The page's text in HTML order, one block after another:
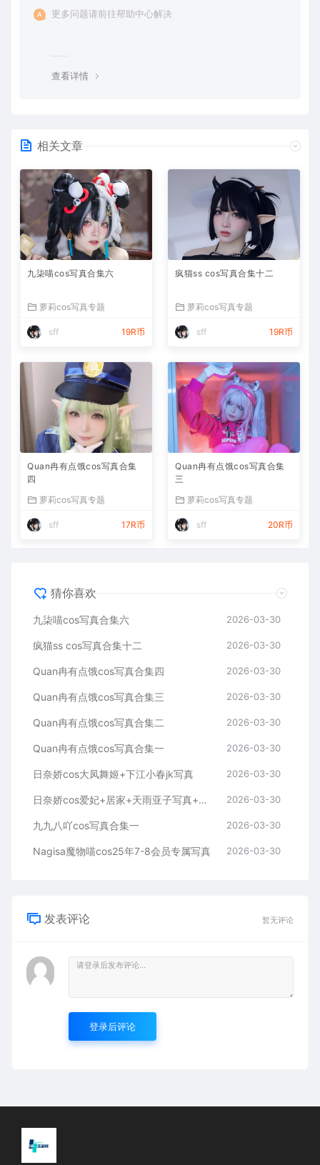
更多问题请前往帮助中心解决
查看详情
相关文章
九柒喵cos写真合集六
萝莉cos写真专题
sff 19R币
疯猫ss cos写真合集十二
萝莉cos写真专题
sff 19R币
Quan冉有点饿cos写真合集
四
萝莉cos写真专题
sff 17R币
Quan冉有点饿cos写真合集
三
萝莉cos写真专题
sff 20R币
猜你喜欢
九柒喵cos写真合集六 2026-03-30
疯猫ss cos写真合集十二 2026-03-30
Quan冉有点饿cos写真合集四 2026-03-30
Quan冉有点饿cos写真合集三 2026-03-30
Quan冉有点饿cos写真合集二 2026-03-30
Quan冉有点饿cos写真合集一 2026-03-30
日奈娇cos大凤舞姬+下江小春jk写真 2026-03-30
日奈娇cos爱妃+居家+天雨亚子写真+视频 2026-03-30
九九八吖cos写真合集一 2026-03-30
Nagisa魔物喵cos25年7-8会员专属写真 2026-03-30
发表评论 暂无评论
登录后评论